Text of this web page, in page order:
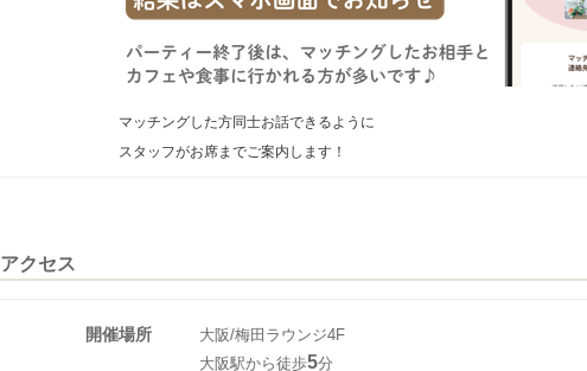
マッチングした方同士お話できるように
スタッフがお席までご案内します！
アクセス
開催場所
大阪/梅田ラウンジ4F
大阪駅から徒歩5分